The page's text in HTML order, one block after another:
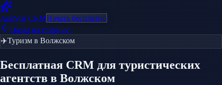
AppStarCRMНачать бесплатно
Назад на главную
✈️Туризм в Волжском
Бесплатная CRM для туристических
агентств в Волжском